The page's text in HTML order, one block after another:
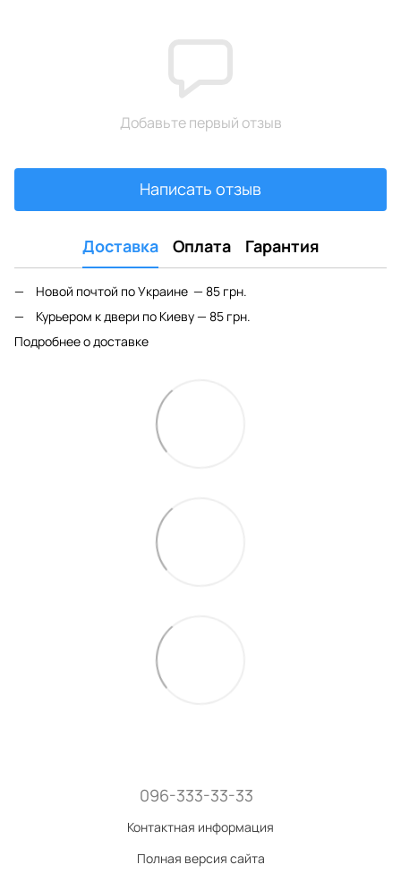
Добавьте первый отзыв
Написать отзыв
Доставка Оплата Гарантия
Новой почтой по Украине — 85 грн.
Курьером к двери по Киеву — 85 грн.
Подробнее о доставке
096-333-33-33
Контактная информация
Полная версия сайта